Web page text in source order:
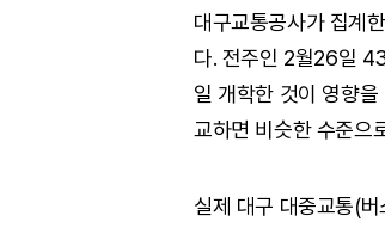
대구교통공사가 집계
다. 전주인 2월26일
일 개학한 것이 영향
교하면 비슷한 수준으
실제 대구 대중교통(